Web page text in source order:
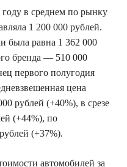
в среднем по рынку
1 200 000 рублей.
была равна 1 362 000
бренда — 510 000
первого полугодия
цена
рублей (+40%), в срезе
(+44%), по
(+37%).
автомобилей за